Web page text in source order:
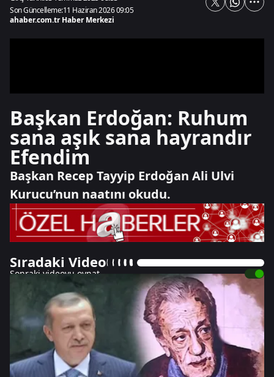
Son Güncelleme:11 Haziran 2026 09:05
ahaber.com.tr Haber Merkezi
Başkan Erdoğan: Ruhum
sana aşık sana hayrandır
Efendim
Başkan Recep Tayyip Erdoğan Ali Ulvi
Kurucu’nun naatını okudu.
Sıradaki Video
Sonraki videoyu oynat